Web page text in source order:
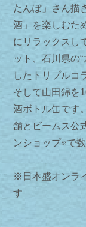
たんぽ」さん描
酒」を楽しむた
にリラックスし
ット、石川県の
したトリプルコ
そして山田錦を
酒ボトル缶です
舗とビームス公
ンショップ※で
※日本盛オンラ
す